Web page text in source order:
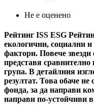
Не е оценено
Рейтинг ISS ESG
екологични, социални
фактори. Повече звезди
представя сравнително
група. В детайлния
резултат. Това обаче не
фонда, за да направи
направи по-устойчиви